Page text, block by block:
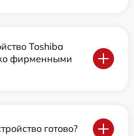
Toshiba
фирменными
готово?